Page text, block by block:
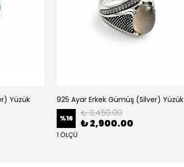
Yüzük 925 Ayar Erkek Gümüş (Silver) Yüzük
%16 ₺ 3,450.00
₺ 2,900.00
1 ÖLÇÜ